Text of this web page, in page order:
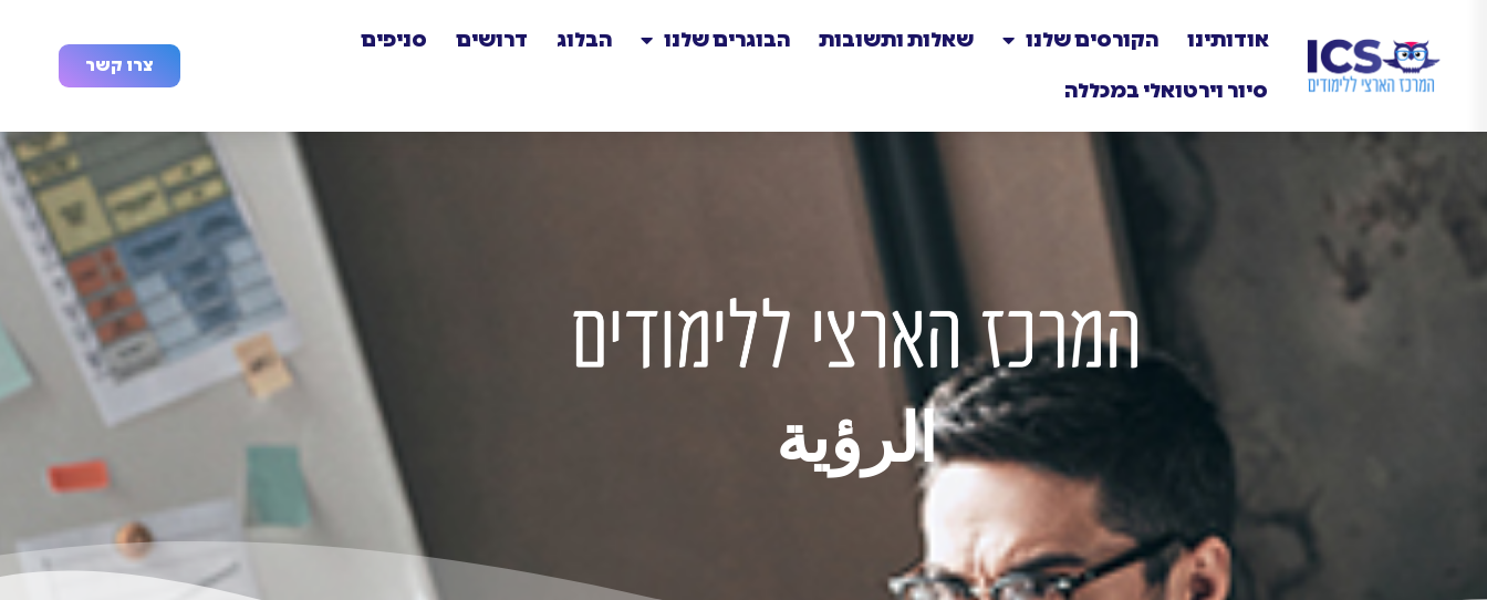
אודותינו הקורסים שלנו שאלות ותשובות הבוגרים שלנו הבלוג דרושים סניפים
סיור וירטואלי במכללה
צרו קשר
الرؤية